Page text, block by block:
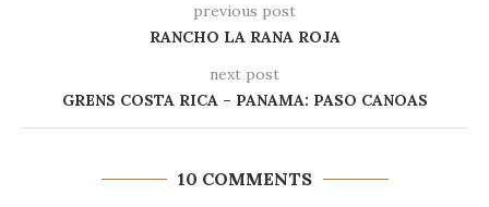
previous post
RANCHO LA RANA ROJA
next post
GRENS COSTA RICA – PANAMA: PASO CANOAS
10 COMMENTS